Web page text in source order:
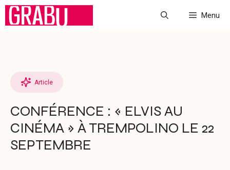
Aller
Menu
Article
CONFÉRENCE : « ELVIS AU
CINÉMA » À TREMPOLINO LE 22
SEPTEMBRE